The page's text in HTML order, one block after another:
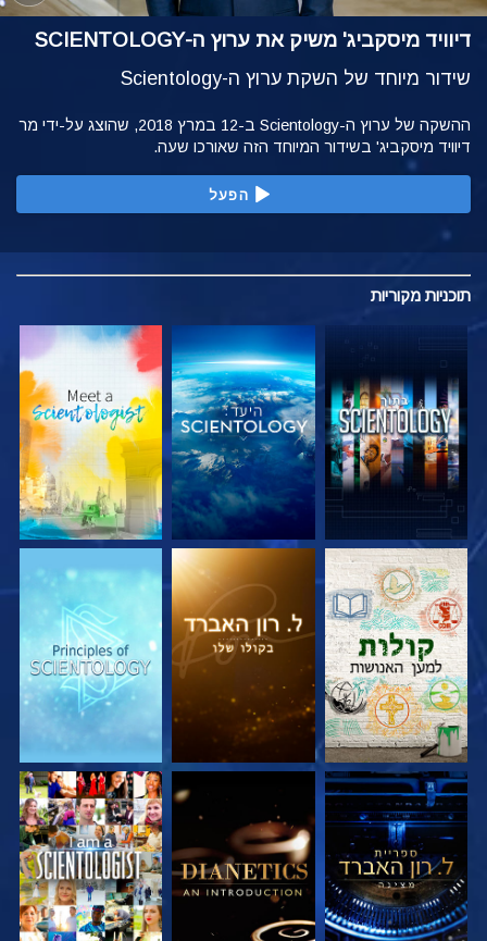
דיוויד מיסקביג' משיק את ערוץ ה-SCIENTOLOGY
שידור מיוחד של השקת ערוץ ה-Scientology
ההשקה של ערוץ ה-Scientology ב-12 במרץ 2018, שהוצג על-ידי מר
דיוויד מיסקביג' בשידור המיוחד הזה שאורכו שעה.
הפעל
תוכניות מקוריות
בדוק את הסדרה בדוק את הסדרה בדוק את הסדרה
בדוק את הסדרה בדוק את הסדרה צפה